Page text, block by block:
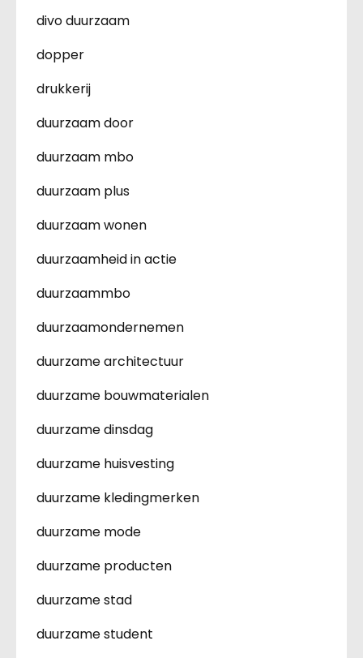
divo duurzaam
dopper
drukkerij
duurzaam door
duurzaam mbo
duurzaam plus
duurzaam wonen
duurzaamheid in actie
duurzaammbo
duurzaamondernemen
duurzame architectuur
duurzame bouwmaterialen
duurzame dinsdag
duurzame huisvesting
duurzame kledingmerken
duurzame mode
duurzame producten
duurzame stad
duurzame student